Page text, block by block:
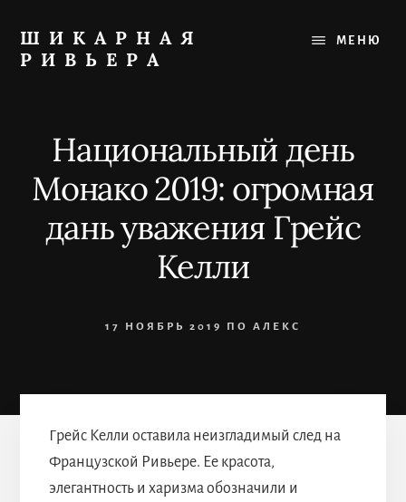
content
ШИКАРНАЯ
РИВЬЕРА
Ривьере:
пляжи,
МЕНЮ
Национальный день
Монако 2019: огромная
дань уважения Грейс
Келли
17 НОЯБРЬ 2019 ПО АЛЕКС
Грейс Келли оставила неизгладимый след на
Французской Ривьере. Ее красота,
элегантность и харизма обозначили и